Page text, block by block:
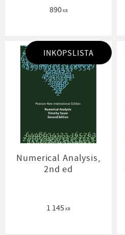
890KR
Numerical Analysis,
2nd ed
1 145 KR
INKÖPSLISTA